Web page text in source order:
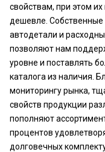
свойствам, при этом
дешевле. Собственные
автодетали и
позволяют нам
уровне и поставлять
каталога из наличия.
мониторингу рынка,
свойств продукции
пополняют
процентов
долговечных